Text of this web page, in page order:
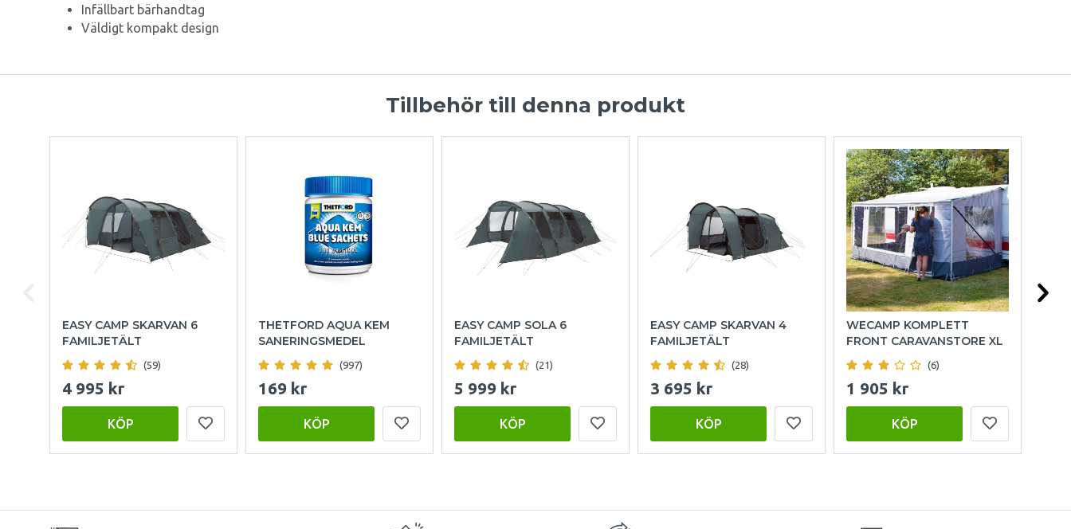
Infällbart bärhandtag
Väldigt kompakt design
Tillbehör till denna produkt
EASY CAMP SKARVAN 6
FAMILJETÄLT
(59)
4 995 kr
KÖP
THETFORD AQUA KEM
SANERINGSMEDEL
(997)
169 kr
KÖP
EASY CAMP SOLA 6
FAMILJETÄLT
(21)
5 999 kr
KÖP
EASY CAMP SKARVAN 4
FAMILJETÄLT
(28)
3 695 kr
KÖP
WECAMP KOMPLETT
FRONT CARAVANSTORE XL
(6)
1 905 kr
KÖP